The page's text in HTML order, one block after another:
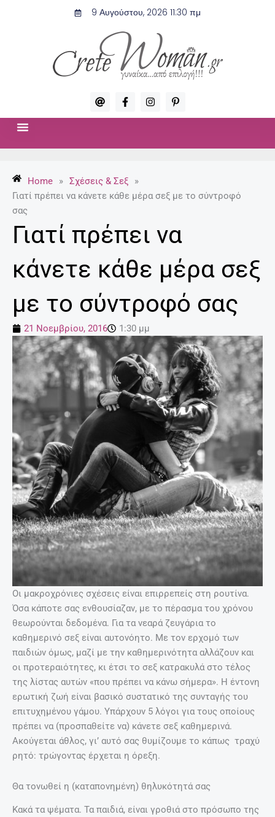
9 Αυγούστου, 2026 11:30 πμ
A
t
F
a
c
-
f
I
n
s
P
i
n
p
Home » Σχέσεις & Σεξ
»
Γιατί πρέπει να κάνετε κάθε μέρα σεξ με το σύντροφό
σας
Γιατί πρέπει να
κάνετε κάθε μέρα σεξ
με το σύντροφό σας
21 Νοεμβρίου, 2016 1:30 μμ
Οι μακροχρόνιες σχέσεις είναι επιρρεπείς στη ρουτίνα.
Όσα κάποτε σας ενθουσίαζαν, με το πέρασμα του χρόνου
θεωρούνται δεδομένα. Για τα νεαρά ζευγάρια το
καθημερινό σεξ είναι αυτονόητο. Με τον ερχομό των
παιδιών όμως, μαζί με την καθημερινότητα αλλάζουν και
οι προτεραιότητες, κι έτσι το σεξ κατρακυλά στο τέλος
της λίστας αυτών «που πρέπει να κάνω σήμερα». Η έντονη
ερωτική ζωή είναι βασικό συστατικό της συνταγής του
επιτυχημένου γάμου. Υπάρχουν 5 λόγοι για τους οποίους
πρέπει να (προσπαθείτε να) κάνετε σεξ καθημερινά.
Ακούγεται άθλος, γι’ αυτό σας θυμίζουμε το κάπως τραχύ
ρητό: τρώγοντας έρχεται η όρεξη.
Θα τονωθεί η (καταπονημένη) θηλυκότητά σας
Κακά τα ψέματα. Τα παιδιά, είναι γροθιά στο πρόσωπο της